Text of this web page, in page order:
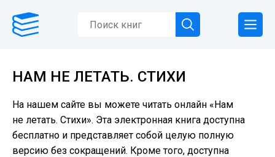
НАМ НЕ ЛЕТАТЬ. СТИХИ
На нашем сайте вы можете читать онлайн «Нам
не летать. Стихи». Эта электронная книга доступна
бесплатно и представляет собой целую полную
версию без сокращений. Кроме того, доступна